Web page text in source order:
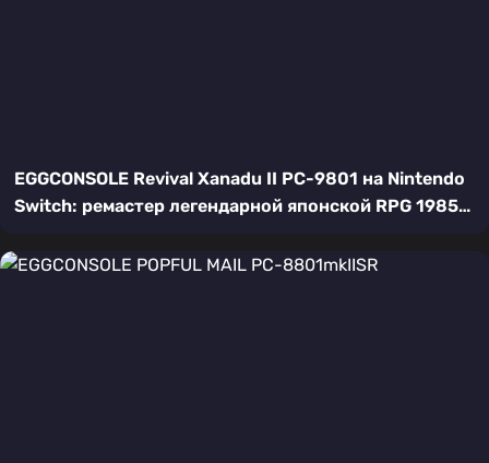
EGGCONSOLE Revival Xanadu II PC-9801 на Nintendo
Switch: ремастер легендарной японской RPG 1985